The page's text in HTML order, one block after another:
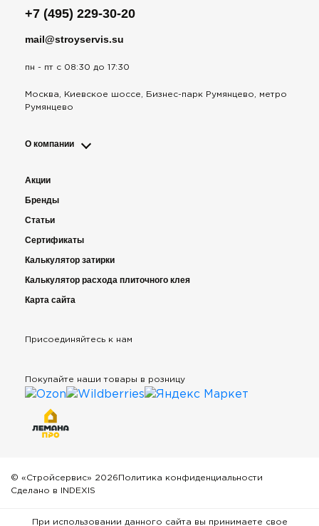
О компании
Акции
Бренды
Статьи
Сертификаты
Калькулятор затирки
Калькулятор расхода плиточного клея
Карта сайта
+7 (495) 229-30-20
mail@stroyservis.su
пн - пт с 08:30 до 17:30
Москва, Киевское шоссе, Бизнес-парк Румянцево, метро
Румянцево
Присоединяйтесь к нам
Покупайте наши товары в розницу
© «Стройсервис» 2026 Политика конфиденциальности
Сделано в INDEXIS
При использовании данного сайта вы принимаете свое